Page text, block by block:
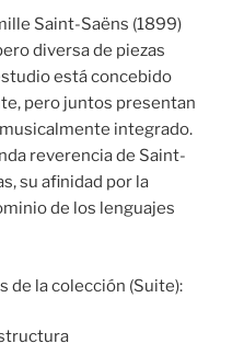
Saint-Saëns (1899)
diversa de piezas
está concebido
pero juntos presentan
integrado.
reverencia de Saint-
su afinidad por la
de los lenguajes
de la colección (Suite):